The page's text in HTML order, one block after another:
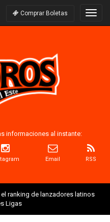
Comprar Boletas
informaciones al instante:
Email RSS
ranking de lanzadores latinos
Ligas